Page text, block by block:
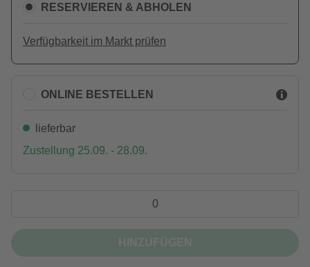
RESERVIEREN & ABHOLEN
Verfügbarkeit im Markt prüfen
ONLINE BESTELLEN
lieferbar
Zustellung 25.09. - 28.09.